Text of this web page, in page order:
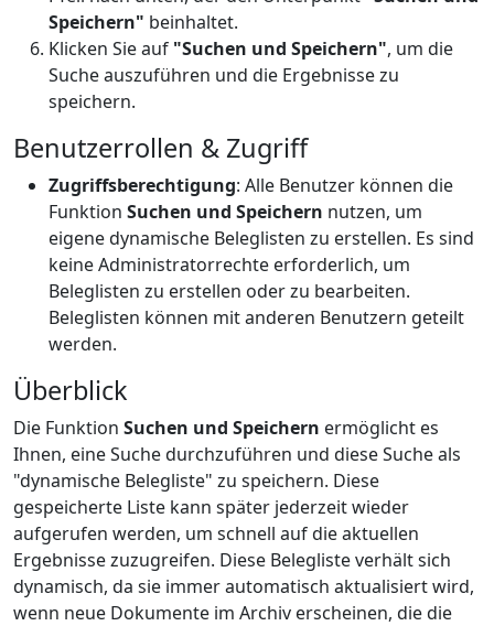
Speichern" beinhaltet.
Klicken Sie auf "Suchen und Speichern", um die
Suche auszuführen und die Ergebnisse zu
speichern.
Benutzerrollen & Zugriff
Zugriffsberechtigung: Alle Benutzer können die
Funktion Suchen und Speichern nutzen, um
eigene dynamische Beleglisten zu erstellen. Es sind
keine Administratorrechte erforderlich, um
Beleglisten zu erstellen oder zu bearbeiten.
Beleglisten können mit anderen Benutzern geteilt
werden.
Überblick
Die Funktion Suchen und Speichern ermöglicht es
Ihnen, eine Suche durchzuführen und diese Suche als
"dynamische Belegliste" zu speichern. Diese
gespeicherte Liste kann später jederzeit wieder
aufgerufen werden, um schnell auf die aktuellen
Ergebnisse zuzugreifen. Diese Belegliste verhält sich
dynamisch, da sie immer automatisch aktualisiert wird,
wenn neue Dokumente im Archiv erscheinen, die die